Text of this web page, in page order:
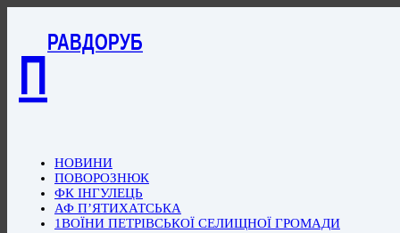
П
РАВДОРУБ
НОВИНИ
ПОВОРОЗНЮК
ФК ІНГУЛЕЦЬ
АФ П’ЯТИХАТСЬКА
1ВОЇНИ ПЕТРІВСЬКОЇ СЕЛИЩНОЇ ГРОМАДИ